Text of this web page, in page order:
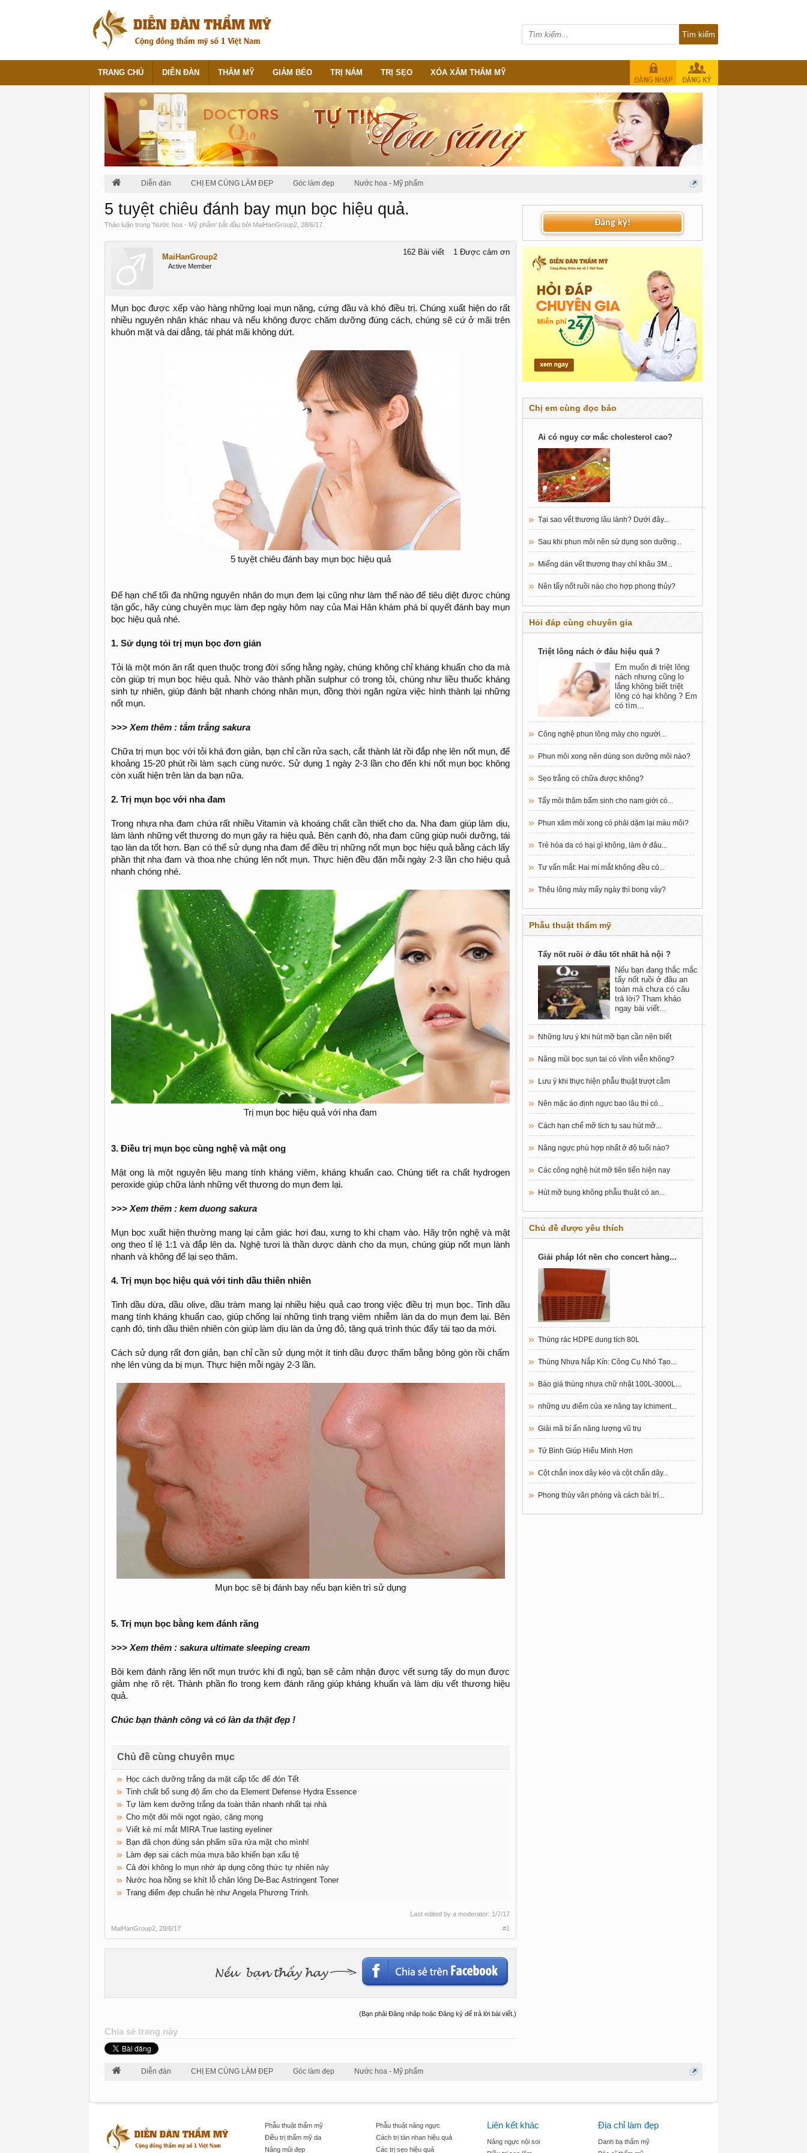
Diễn đàn CHỊ EM CÙNG LÀM ĐẸP Góc làm đẹp Nước hoa - Mỹ phẩm
5 tuyệt chiêu đánh bay mụn bọc hiệu quả.
Thảo luận trong 'Nước hoa - Mỹ phẩm' bắt đầu bởi MaiHanGroup2 28/6/17
MaiHanGroup2
Active Member
162 Bài viết 1 Được cảm ơn
Mụn bọc được xếp vào hàng những loại mụn nặng, cứng đầu và khó điều trị. Chúng xuất hiện do rất
nhiều nguyên nhân khác nhau và nếu không được chăm dưỡng đúng cách, chúng sẽ cứ ở mãi trên
khuôn mặt và dai dẳng, tái phát mãi không dứt.
5 tuyệt chiêu đánh bay mụn bọc hiệu quả
Để hạn chế tối đa những nguyên nhân do mụn đem lại cũng như làm thế nào để tiêu diệt được chúng
tận gốc, hãy cùng chuyên mục làm đẹp ngày hôm nay của Mai Hân khám phá bí quyết đánh bay mụn
bọc hiệu quả nhé.
1. Sử dụng tỏi trị mụn bọc đơn giản
Tỏi là một món ăn rất quen thuộc trong đời sống hằng ngày, chúng không chỉ kháng khuẩn cho da mà
còn giúp trị mụn bọc hiệu quả. Nhờ vào thành phần sulphur có trong tỏi, chúng như liều thuốc kháng
sinh tự nhiên, giúp đánh bật nhanh chóng nhân mụn, đồng thời ngăn ngừa việc hình thành lại những
nốt mụn.
>>> Xem thêm : tắm trắng sakura
Chữa trị mụn bọc với tỏi khá đơn giản, bạn chỉ cần rửa sạch, cắt thành lát rồi đắp nhẹ lên nốt mụn, để
khoảng 15-20 phút rồi làm sạch cùng nước. Sử dụng 1 ngày 2-3 lần cho đến khi nốt mụn bọc không
còn xuất hiện trên làn da bạn nữa.
2. Trị mụn bọc với nha đam
Trong nhựa nha đam chứa rất nhiều Vitamin và khoáng chất cần thiết cho da. Nha đam giúp làm dịu,
làm lành những vết thương do mụn gây ra hiệu quả. Bên cạnh đó, nha đam cũng giúp nuôi dưỡng, tái
tạo làn da tốt hơn. Bạn có thể sử dụng nha đam để điều trị những nốt mụn bọc hiệu quả bằng cách lấy
phần thịt nha đam và thoa nhẹ chúng lên nốt mụn. Thực hiện đều đặn mỗi ngày 2-3 lần cho hiệu quả
nhanh chóng nhé.
Trị mụn bọc hiệu quả với nha đam
3. Điều trị mụn bọc cùng nghệ và mật ong
Mật ong là một nguyên liệu mang tính kháng viêm, kháng khuẩn cao. Chúng tiết ra chất hydrogen
peroxide giúp chữa lành những vết thương do mụn đem lại.
>>> Xem thêm : kem duong sakura
Mụn bọc xuất hiện thường mang lại cảm giác hơi đau, xưng to khi chạm vào. Hãy trộn nghệ và mật
ong theo tỉ lệ 1:1 và đắp lên da. Nghệ tươi là thần dược dành cho da mụn, chúng giúp nốt mụn lành
nhanh và không để lại sẹo thâm.
4. Trị mụn bọc hiệu quả với tinh dầu thiên nhiên
Tinh dầu dừa, dầu olive, dầu tràm mang lại nhiều hiệu quả cao trong việc điều trị mụn bọc. Tinh dầu
mang tính kháng khuẩn cao, giúp chống lại những tình trạng viêm nhiễm làn da do mụn đem lại. Bên
cạnh đó, tinh dầu thiên nhiên còn giúp làm dịu làn da ửng đỏ, tăng quá trình thúc đẩy tái tạo da mới.
Cách sử dụng rất đơn giản, bạn chỉ cần sử dụng một ít tinh dầu được thấm bằng bông gòn rồi chấm
nhẹ lên vùng da bị mụn. Thực hiện mỗi ngày 2-3 lần.
Mụn bọc sẽ bị đánh bay nếu bạn kiên trì sử dụng
5. Trị mụn bọc bằng kem đánh răng
>>> Xem thêm : sakura ultimate sleeping cream
Bôi kem đánh răng lên nốt mụn trước khi đi ngủ, bạn sẽ cảm nhận được vết sưng tấy do mụn được
giảm nhẹ rõ rệt. Thành phần flo trong kem đánh răng giúp kháng khuẩn và làm dịu vết thương hiệu
quả.
Chúc bạn thành công và có làn da thật đẹp !
Chủ đề cùng chuyên mục
Học cách dưỡng trắng da mặt cấp tốc để đón Tết
Tinh chất bổ sung độ ẩm cho da Element Defense Hydra Essence
Tự làm kem dưỡng trắng da toàn thân nhanh nhất tại nhà
Cho một đôi môi ngọt ngào, căng mọng
Viết kẻ mí mắt MIRA True lasting eyeliner
Bạn đã chọn đúng sản phẩm sữa rửa mặt cho mình!
Làm đẹp sai cách mùa mưa bão khiến bạn xấu tệ
Cả đời không lo mụn nhờ áp dụng công thức tự nhiên này
Nước hoa hồng se khít lỗ chân lông De-Bac Astringent Toner
Trang điểm đẹp chuẩn hè như Angela Phương Trinh.
Last edited by a moderator: 1/7/17
MaiHanGroup2 28/6/17 #1
(Bạn phải Đăng nhập hoặc Đăng ký để trả lời bài viết.)
Chia sẻ trang này
Đăng ký!
Chị em cùng đọc báo
Ai có nguy cơ mắc cholesterol cao?
Tại sao vết thương lâu lành? Dưới đây...
Sau khi phun môi nên sử dụng son dưỡng...
Miếng dán vết thương thay chỉ khâu 3M...
Nên tẩy nốt ruồi nào cho hợp phong thủy?
Hỏi đáp cùng chuyên gia
Triệt lông nách ở đâu hiệu quả ?
Em muốn đi triệt lông
nách nhưng cũng lo
lắng không biết triệt
lông có hại không ? Em
có tìm...
Công nghệ phun lông mày cho người...
Phun môi xong nên dùng son dưỡng môi nào?
Sẹo trắng có chữa được không?
Tẩy môi thâm bẩm sinh cho nam giới có...
Phun xăm môi xong có phải dặm lại màu môi?
Trẻ hóa da có hại gì không, làm ở đâu...
Tư vấn mắt: Hai mí mắt không đều có...
Thêu lông mày mấy ngày thì bong vảy?
Phẫu thuật thẩm mỹ
Tẩy nốt ruồi ở đâu tốt nhất hà nội ?
Nếu bạn đang thắc mắc
tẩy nốt ruồi ở đâu an
toàn mà chưa có câu
trả lời? Tham khảo
ngay bài viết...
Những lưu ý khi hút mỡ bạn cần nên biết
Nâng mũi bọc sụn tai có vĩnh viễn không?
Lưu ý khi thực hiện phẫu thuật trượt cằm
Nên mặc áo định ngực bao lâu thì có...
Cách hạn chế mỡ tích tụ sau hút mỡ...
Nâng ngực phù hợp nhất ở độ tuổi nào?
Các công nghệ hút mỡ tiên tiến hiện nay
Hút mỡ bụng không phẫu thuật có an...
Chủ đề được yêu thích
Giải pháp lót nền cho concert hàng...
Thùng rác HDPE dung tích 80L
Thùng Nhựa Nắp Kín: Công Cụ Nhỏ Tạo...
Báo giá thùng nhựa chữ nhật 100L-3000L...
những ưu điểm của xe nâng tay Ichiment...
Giải mã bí ẩn năng lượng vũ trụ
Tử Bình Giúp Hiểu Mình Hơn
Cột chắn inox dây kéo và cột chắn dây...
Phong thủy văn phòng và cách bài trí...
Diễn đàn CHỊ EM CÙNG LÀM ĐẸP Góc làm đẹp Nước hoa - Mỹ phẩm
TRANG CHỦ DIỄN ĐÀN THẨM MỸ GIẢM BÉO TRỊ NÁM TRỊ SẸO XÓA XĂM THẨM MỸ
Phẫu thuật thẩm mỹ
Điều trị thẩm mỹ da
Nâng mũi đẹp
Phẫu thuật nâng ngực
Cách trị tàn nhan hiệu quả
Các trị sẹo hiệu quả
Liên kết khác
Nâng ngực nội soi
Địa chỉ làm đẹp
Danh bạ thẩm mỹ